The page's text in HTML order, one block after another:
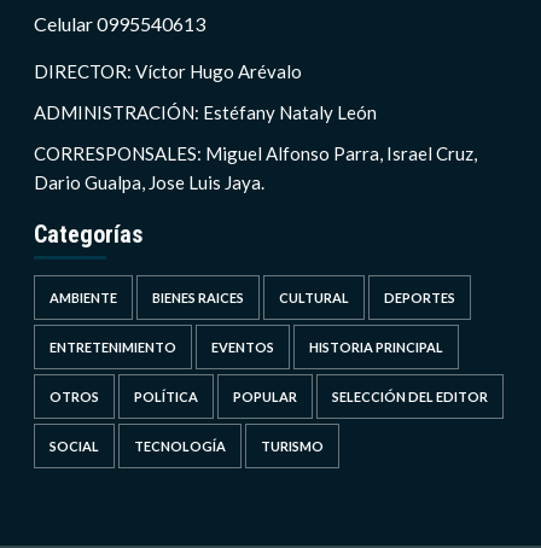
Celular 0995540613
DIRECTOR: Víctor Hugo Arévalo
ADMINISTRACIÓN: Estéfany Nataly León
CORRESPONSALES: Miguel Alfonso Parra, Israel Cruz,
Dario Gualpa, Jose Luis Jaya.
Categorías
AMBIENTE BIENES RAICES CULTURAL DEPORTES
ENTRETENIMIENTO EVENTOS HISTORIA PRINCIPAL
OTROS POLÍTICA POPULAR SELECCIÓN DEL EDITOR
SOCIAL TECNOLOGÍA TURISMO